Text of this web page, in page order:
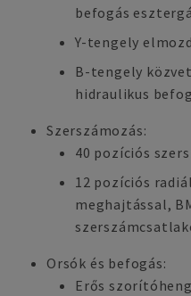
befogás
Y-tengely
B-tengely
hidraulikus
Szerszámozás:
40 pozíciós
12 pozíciós
meghajtással,
Orsók és befogás:
Erős